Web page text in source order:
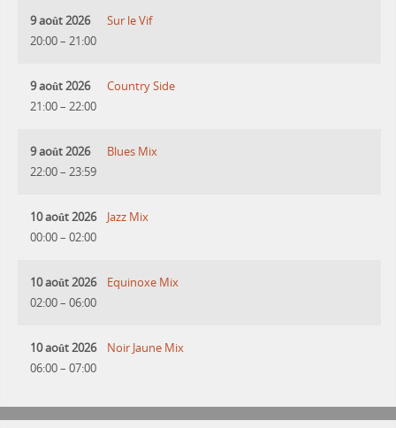
9 août 2026
20:00– 21:00
Sur le Vif
9 août 2026
21:00– 22:00
Country Side
9 août 2026
22:00– 23:59
Blues Mix
10 août 2026
00:00– 02:00
Jazz Mix
10 août 2026
02:00– 06:00
Equinoxe Mix
10 août 2026
06:00– 07:00
Noir Jaune Mix